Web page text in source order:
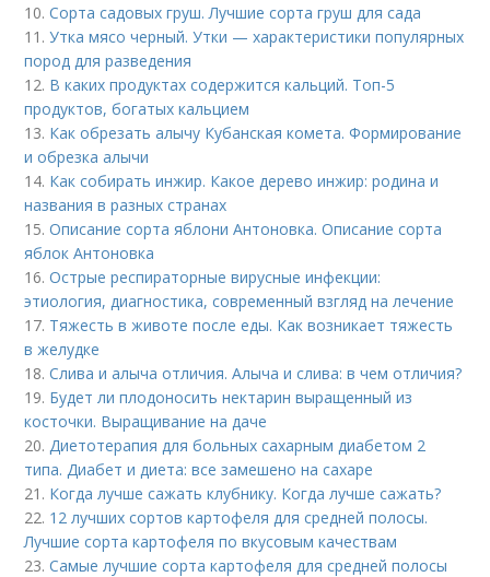
10.Сорта садовых груш. Лучшие сорта груш для сада
11.Утка мясо черный. Утки — характеристики популярных
пород для разведения
12. В каких продуктах содержится кальций. Топ-5
продуктов, богатых кальцием
13. Как обрезать алычу Кубанская комета. Формирование
и обрезка алычи
14. Как собирать инжир. Какое дерево инжир: родина и
названия в разных странах
15.Описание сорта яблони Антоновка. Описание сорта
яблок Антоновка
16.Острые респираторные вирусные инфекции:
этиология, диагностика, современный взгляд на лечение
17. Тяжесть в животе после еды. Как возникает тяжесть
в желудке
18.Слива и алыча отличия. Алыча и слива: в чем отличия?
19. Будет ли плодоносить нектарин выращенный из
косточки. Выращивание на даче
20. Диетотерапия для больных сахарным диабетом 2
типа. Диабет и диета: все замешено на сахаре
21. Когда лучше сажать клубнику. Когда лучше сажать?
22. 12 лучших сортов картофеля для средней полосы.
Лучшие сорта картофеля по вкусовым качествам
23.Самые лучшие сорта картофеля для средней полосы